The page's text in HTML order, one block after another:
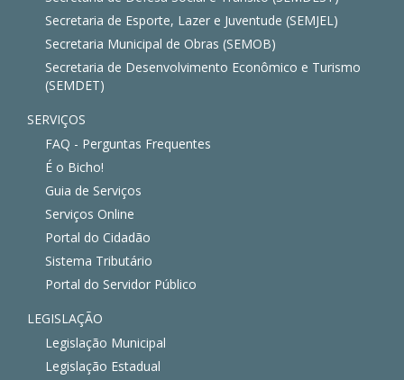
Secretaria de Esporte, Lazer e Juventude (SEMJEL)
Secretaria Municipal de Obras (SEMOB)
Secretaria de Desenvolvimento Econômico e Turismo
(SEMDET)
SERVIÇOS
FAQ - Perguntas Frequentes
É o Bicho!
Guia de Serviços
Serviços Online
Portal do Cidadão
Sistema Tributário
Portal do Servidor Público
LEGISLAÇÃO
Legislação Municipal
Legislação Estadual